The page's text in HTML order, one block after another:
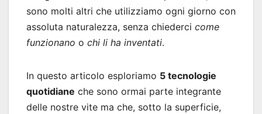
sono molti altri che utilizziamo ogni giorno con
assoluta naturalezza, senza chiederci come
funzionano o chi li ha inventati.
In questo articolo esploriamo 5 tecnologie
quotidiane che sono ormai parte integrante
delle nostre vite ma che, sotto la superficie,